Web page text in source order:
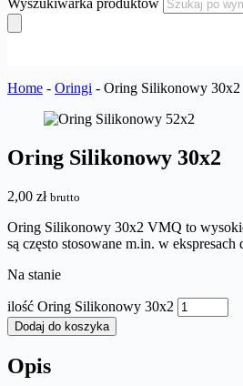
Wyszukiwarka produktów
Home - Oringi - Oring Silikonowy 30x2
Oring Silikonowy 30x2
2,00 zł brutto
Oring Silikonowy 30x2 VMQ to
są często stosowane m.in. w
Na stanie
ilość Oring Silikonowy 30x2
Dodaj do koszyka
Opis